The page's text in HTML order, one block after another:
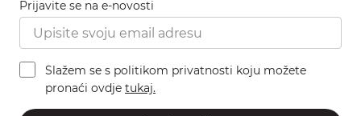
Prijavite se na e-novosti
Slažem se s politikom privatnosti koju možete
pronaći ovdje tukaj.